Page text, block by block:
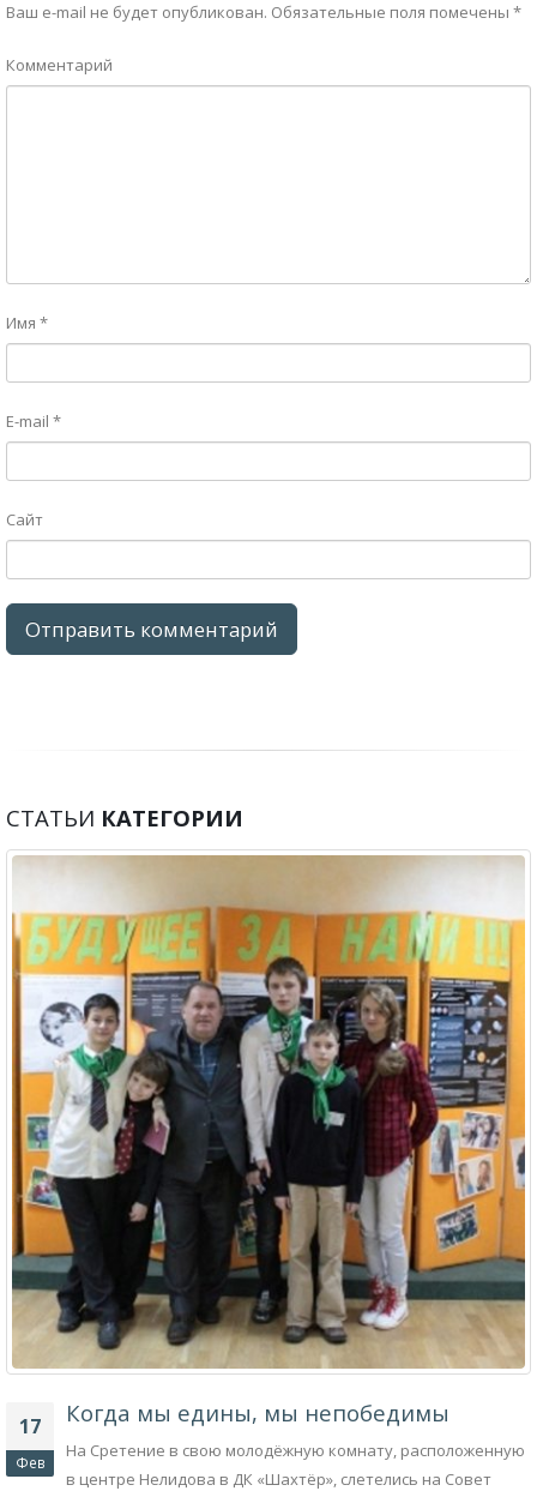
Ваш e-mail не будет опубликован. Обязательные поля помечены *
Комментарий
Имя *
E-mail *
Сайт
СТАТЬИ КАТЕГОРИИ
17
Фев
Когда мы едины, мы непобедимы
На Сретение в свою молодёжную комнату, расположенную
в центре Нелидова в ДК «Шахтёр», слетелись на Совет